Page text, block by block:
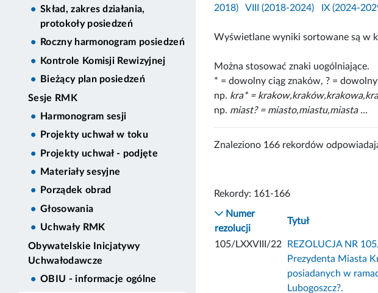
Skład, zakres działania,
protokoły posiedzeń
Roczny harmonogram posiedzeń
Kontrole Komisji Rewizyjnej
Bieżący plan posiedzeń
Sesje RMK
Harmonogram sesji
Projekty uchwał w toku
Projekty uchwał - podjęte
Materiały sesyjne
Porządek obrad
Głosowania
Uchwały RMK
Obywatelskie Inicjatywy
Uchwałodawcze
OBIU - informacje ogólne
2018)
VIII (2018-2024) IX (2024-
Wyświetlane wyniki sortowane są w
Można stosować znaki uogólniające.
* = dowolny ciąg znaków, ? =
np. kra* =
np. miast? = miasto,miastu,miasta ...
Znaleziono 166 rekordów
Rekordy: 161-166
Numer
rezolucji
Tytuł
105/LXXVIII/22
REZOLUCJA NR
Prezydenta Miasta
posiadanych w
Lubogoszcz?.